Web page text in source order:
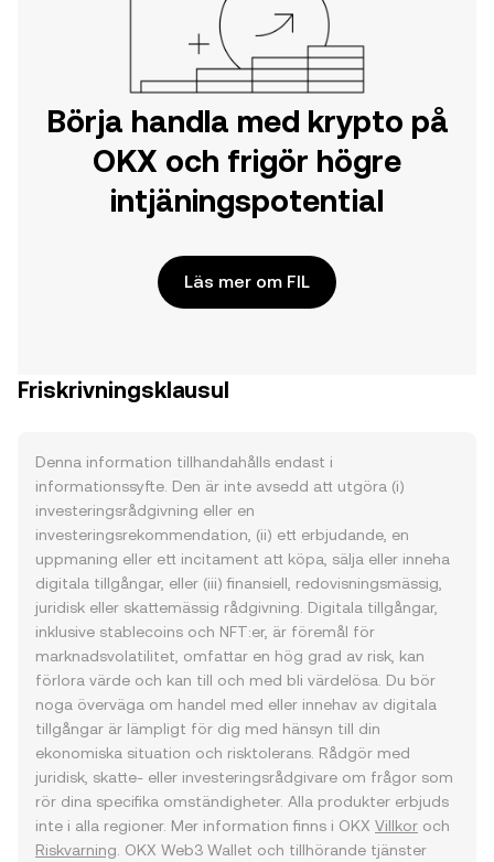
Börja handla med krypto på
OKX och frigör högre
intjäningspotential
Läs mer om FIL
Friskrivningsklausul
Denna information tillhandahålls endast i
informationssyfte. Den är inte avsedd att utgöra (i)
investeringsrådgivning eller en
investeringsrekommendation, (ii) ett erbjudande, en
uppmaning eller ett incitament att köpa, sälja eller inneha
digitala tillgångar, eller (iii) finansiell, redovisningsmässig,
juridisk eller skattemässig rådgivning. Digitala tillgångar,
inklusive stablecoins och NFT:er, är föremål för
marknadsvolatilitet, omfattar en hög grad av risk, kan
förlora värde och kan till och med bli värdelösa. Du bör
noga överväga om handel med eller innehav av digitala
tillgångar är lämpligt för dig med hänsyn till din
ekonomiska situation och risktolerans. Rådgör med
juridisk, skatte- eller investeringsrådgivare om frågor som
rör dina specifika omständigheter. Alla produkter erbjuds
inte i alla regioner. Mer information finns i OKX Villkor och
Riskvarning . OKX Web3 Wallet och tillhörande tjänster